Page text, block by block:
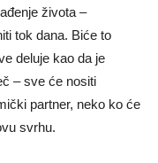
života –
tok dana. Biće to
deluje kao da je
– sve će nositi
partner, neko ko će
svrhu.